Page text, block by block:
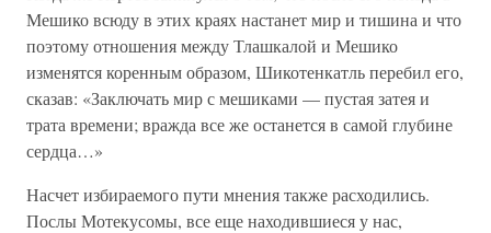
Мешико всюду в этих краях настанет мир и тишина и что
поэтому отношения между Тлашкалой и Мешико
изменятся коренным образом, Шикотенкатль перебил его,
сказав: «Заключать мир с мешиками — пустая затея и
трата времени; вражда все же останется в самой глубине
сердца…»
Насчет избираемого пути мнения также расходились.
Послы Мотекусомы, все еще находившиеся у нас,